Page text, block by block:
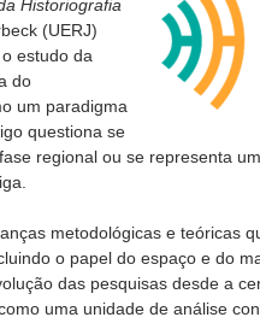
Historiografia
(UERJ)
estudo da
do
um paradigma
questiona se
regional ou se representa
metodológicas e teóricas
o papel do espaço e do
das pesquisas desde a
uma unidade de análise